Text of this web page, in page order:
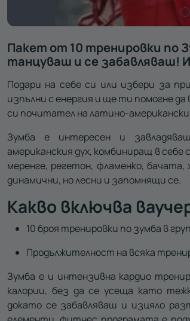
Пакет от 10 тренировки по
танцуваш и се забавляваш!
Подари на себе си или избери за
изпълни с енергия и ще ти помогне
си почитател на латино-
Зумба e интересен и
американския дух, комбиниращ в себе
меренге, регетон, фламенко,
динамични, но лесни и запомнящи се.
Какво включва
10 броя тренировки по зумба в
Продължителност на всяка
Зумба е и интензивна кардио
калории, без да се усеща като
докато се забавляваш и изцяло